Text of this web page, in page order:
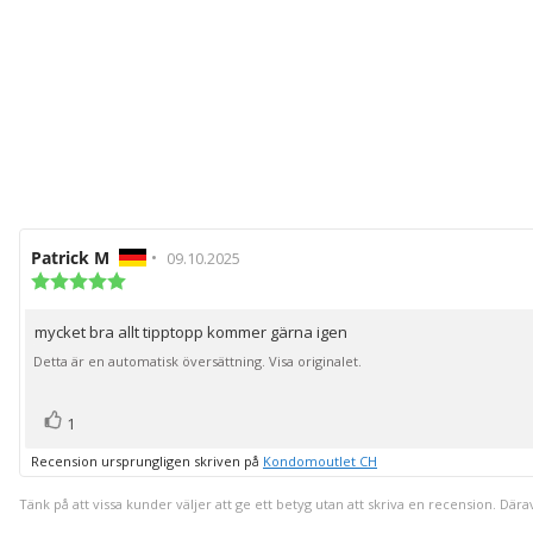
Recensionsförfattare:
Patrick M • Recensionsdatum:
09.10.2025
5
stjärnor
Recensionstext:
mycket bra allt tipptopp kommer gärna igen
Detta är en automatisk översättning. Visa originalet.
Rösta
1
Recension ursprungligen skriven på Kondomoutlet CH
Tänk på att vissa kunder väljer att ge ett betyg utan att skriva en recension.